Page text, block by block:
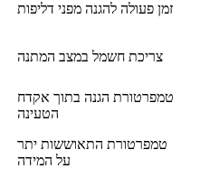
זמן פעולה להגנה מפני דליפות
צריכת חשמל במצב המתנה
טמפרטורת הגנה בתוך אקדח
הטעינה
טמפרטורת התאוששות יתר
על המידה